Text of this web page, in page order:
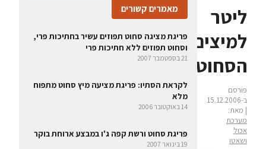
ליטר
למיצים
הסחוטים
פורסם
ב-15.12.2006
| מאת:
מערכת
אכול
ושאטו
מאמרים קשורים
פריגת מציגה סחוט תפוזים עשיר בחתיכות פרי,
וסחוט תפוזים ללא חתיכות פרי
21 בספטמבר 2007
לקראת הסתיו: פריגת מציעה מיץ סחוט מתפוח
מלא
14 באוקטובר 2006
פריגת סחוט ורשת קפה ג'ו במבצע ארוחת בוקר
19 בינואר 2007